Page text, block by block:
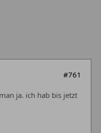
#761
ja. ich hab bis jetzt